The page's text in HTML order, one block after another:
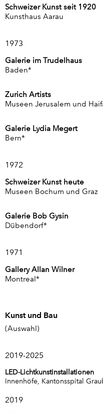
Schweizer Kunst seit 1920
Kunsthaus Aarau
1973
Galerie im Trudelhaus
Baden*
Zurich Artists
Museen Jerusalem und
Galerie Lydia Megert
Bern*
1972
Schweizer Kunst heute
Museen Bochum und Graz
Galerie Bob Gysin
Dübendorf*
1971
Gallery Allan Wilner
Montreal*
Kunst und Bau
(Auswahl)
2019-2025
LED-Lichtkunstinstallationen
Innenhöfe, Kantonsspital
2019